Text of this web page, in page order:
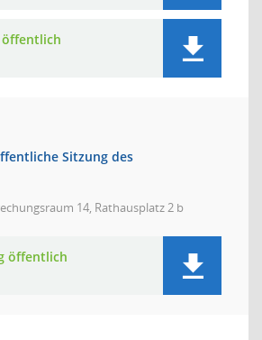
Sitzung des
14, Rathausplatz 2 b
öffentlich